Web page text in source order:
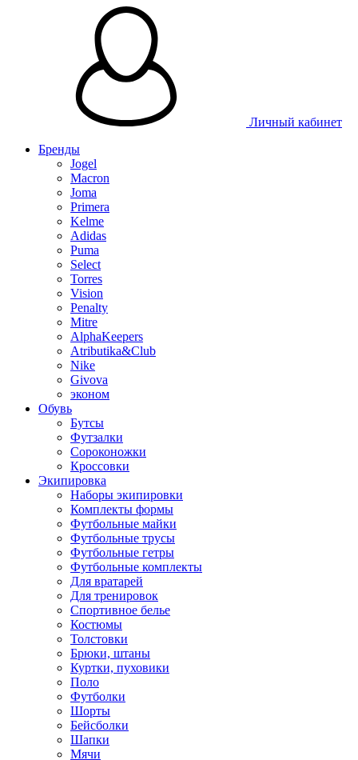
Личный кабинет
Бренды
Jogel
Macron
Joma
Primera
Kelme
Adidas
Puma
Select
Torres
Vision
Penalty
Mitre
AlphaKeepers
Atributika&Club
Nike
Givova
эконом
Обувь
Бутсы
Футзалки
Сороконожки
Кроссовки
Экипировка
Наборы экипировки
Комплекты формы
Футбольные майки
Футбольные трусы
Футбольные гетры
Футбольные комплекты
Для вратарей
Для тренировок
Спортивное белье
Костюмы
Толстовки
Брюки, штаны
Куртки, пуховики
Поло
Футболки
Шорты
Бейсболки
Шапки
Мячи
Таблица размеров